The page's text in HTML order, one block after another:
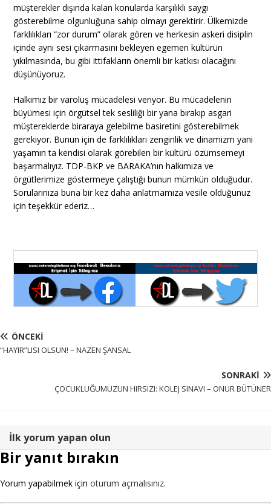
müşterekler dışında kalan konularda karşılıklı saygı
gösterebilme olgunluğuna sahip olmayı gerektirir. Ülkemizde
farklılıkları “zor durum” olarak gören ve herkesin askeri disiplin
içinde aynı sesi çıkarmasını bekleyen egemen kültürün
yıkılmasında, bu gibi ittifakların önemli bir katkısı olacağını
düşünüyoruz.
Halkımız bir varoluş mücadelesi veriyor. Bu mücadelenin
büyümesi için örgütsel tek sesliliği bir yana bırakıp asgari
müştereklerde biraraya gelebilme basiretini gösterebilmek
gerekiyor. Bunun için de farklılıkları zenginlik ve dinamizm yani
yaşamın ta kendisi olarak görebilen bir kültürü özümsemeyi
başarmalıyız. TDP-BKP ve BARAKA’nın halkımıza ve
örgütlerimize göstermeye çalıştığı bunun mümkün olduğudur.
Sorularınıza buna bir kez daha anlatmamıza vesile olduğunuz
için teşekkür ederiz…
ÖNCEKI
“HAYIR”LISI OLSUN! – NAZEN ŞANSAL
SONRAKI
ÇOCUKLUĞUMUZUN HIRSIZI: KOLEJ SINAVI – ONUR BÜTÜNER
İlk yorum yapan olun
Bir yanıt bırakın
Yorum yapabilmek için oturum açmalısınız.